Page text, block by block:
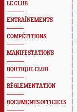
LE CLUB
ENTRAÎNEMENTS
COMPÉTITIONS
MANIFESTATIONS
BOUTIQUE CLUB
RÈGLEMENTATION
DOCUMENTS OFFICIELS